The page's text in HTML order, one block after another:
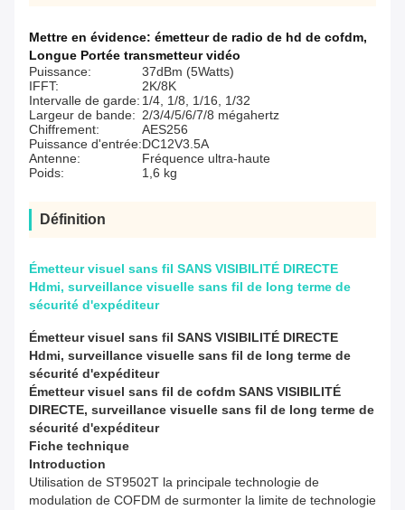
Mettre en évidence: émetteur de radio de hd de cofdm,
Longue Portée transmetteur vidéo
Puissance:
37dBm (5Watts)
IFFT:
2K/8K
Intervalle de garde: 1/4, 1/8, 1/16, 1/32
Largeur de bande: 2/3/4/5/6/7/8 mégahertz
Chiffrement:
AES256
Puissance d'entrée:DC12V3.5A
Antenne:
Fréquence ultra-haute
Poids:
1,6 kg
Définition
Émetteur visuel sans fil SANS VISIBILITÉ DIRECTE
Hdmi, surveillance visuelle sans fil de long terme de
sécurité d'expéditeur
Émetteur visuel sans fil SANS VISIBILITÉ DIRECTE
Hdmi, surveillance visuelle sans fil de long terme de
sécurité d'expéditeur
Émetteur visuel sans fil de cofdm SANS VISIBILITÉ
DIRECTE, surveillance visuelle sans fil de long terme de
sécurité d'expéditeur
Fiche technique
Introduction
Utilisation de ST9502T la principale technologie de
modulation de COFDM de surmonter la limite de technologie